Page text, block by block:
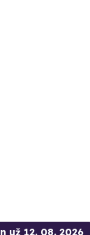
už 12. 08. 2026